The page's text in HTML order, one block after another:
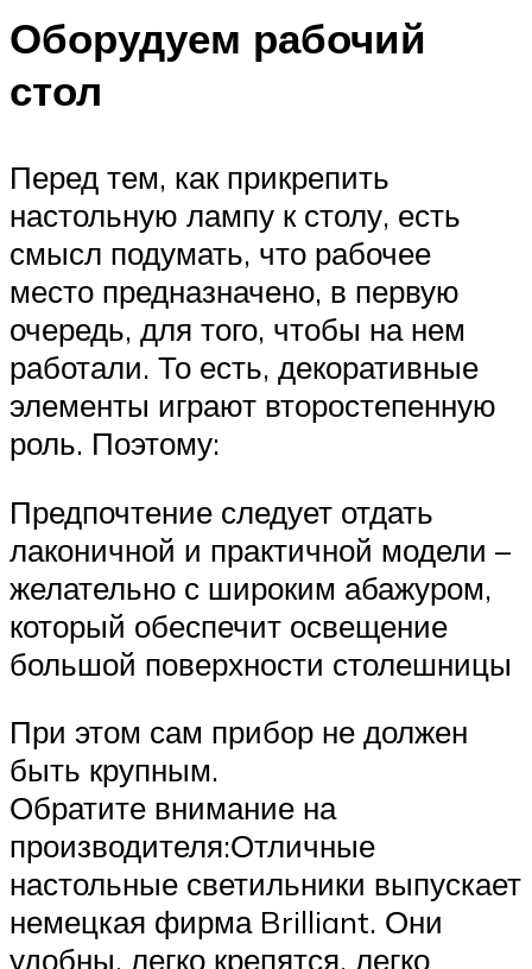
Оборудуем рабочий
стол
Перед тем, как прикрепить
настольную лампу к столу, есть
смысл подумать, что рабочее
место предназначено, в первую
очередь, для того, чтобы на нем
работали. То есть, декоративные
элементы играют второстепенную
роль. Поэтому:
Предпочтение следует отдать
лаконичной и практичной модели –
желательно с широким абажуром,
который обеспечит освещение
большой поверхности столешницы
При этом сам прибор не должен
быть крупным.
Обратите внимание на
производителя:Отличные
настольные светильники выпускает
немецкая фирма Brilliant. Они
удобны, легко крепятся, легко